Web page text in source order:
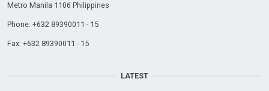
Metro Manila 1106 Philippines
Phone: +632 89390011 - 15
Fax: +632 89390011 - 15
LATEST